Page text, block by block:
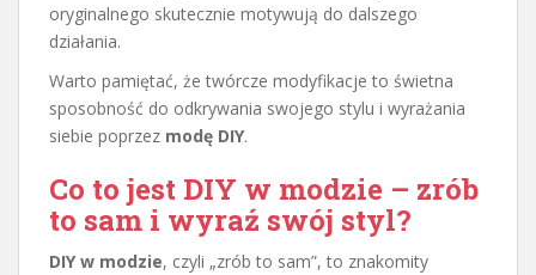
oryginalnego skutecznie motywują do dalszego
działania.
Warto pamiętać, że twórcze modyfikacje to świetna
sposobność do odkrywania swojego stylu i wyrażania
siebie poprzez modę DIY.
Co to jest DIY w modzie – zrób
to sam i wyraź swój styl?
DIY w modzie, czyli „zrób to sam”, to znakomity